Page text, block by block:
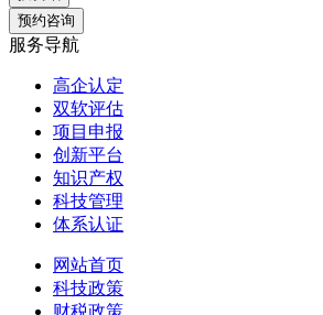
预约咨询
服务导航
高企认定
双软评估
项目申报
创新平台
知识产权
科技管理
体系认证
网站首页
科技政策
财税政策